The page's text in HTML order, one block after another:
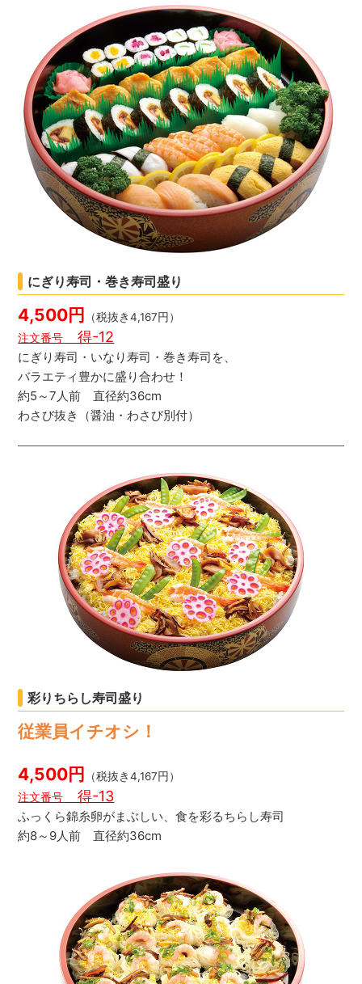
にぎり寿司・巻き寿司盛り
4,500円
（税抜き4,167円）
注文番号
得-12
にぎり寿司・いなり寿司・巻き寿司を、
バラエティ豊かに盛り合わせ！
約5～7人前 直径約36cm
わさび抜き（醤油・わさび別付）
彩りちらし寿司盛り
従業員イチオシ！
4,500円
（税抜き4,167円）
注文番号
得-13
ふっくら錦糸卵がまぶしい、食を彩るちらし寿司
約8～9人前 直径約36cm